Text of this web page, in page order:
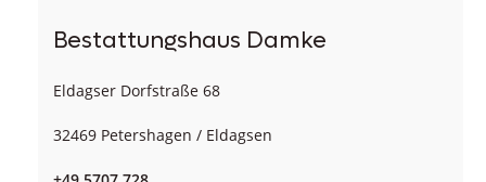
Bestattungshaus Damke
Eldagser Dorfstraße 68
32469 Petershagen / Eldagsen